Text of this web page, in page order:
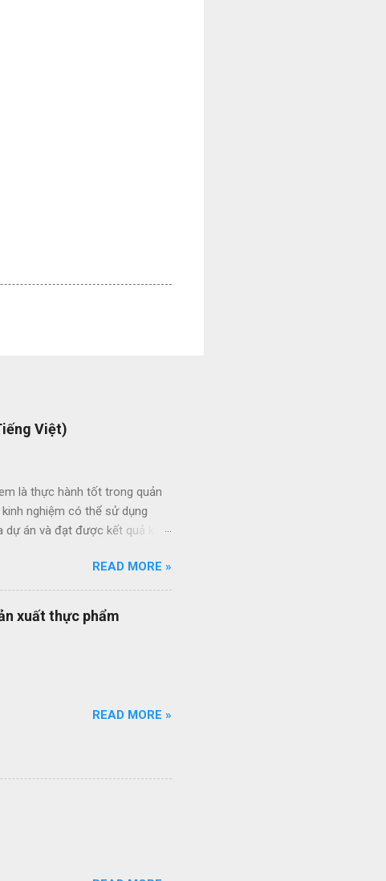
Việt)
là thực hành tốt trong quản
nghiệm có thể sử dụng
dự án và đạt được kết quả kinh
đấu thầu hiệu quả thông qua
hoạt của nhân viên quản lý dự
và quy trình quản lý dự án
quy trình ISO của bạn đang
đổi số bộ quy trình của
READ MORE »
xuất thực phẩm
READ MORE »